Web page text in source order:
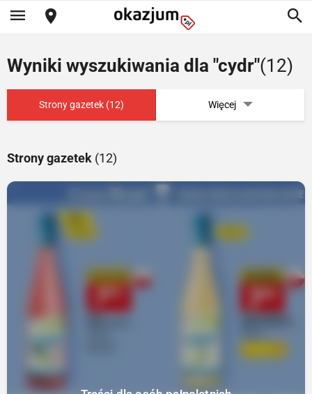
Wyniki wyszukiwania dla "cydr"(12)
Strony gazetek (12) Więcej
Strony gazetek (12)